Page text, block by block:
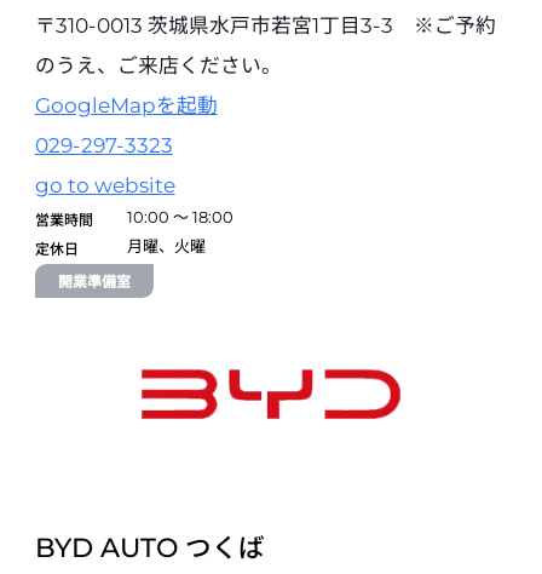
BYD AUTO 岡崎
〒444-2134 愛知県岡崎市大樹寺1-5-8
0564-73-5553
BYD AUTO 刈谷
〒446-8530 愛知県安城市大東町9-30 ららぽーと安城 RCイン
ポートギャラリー内 ※ららぽーと安城ではご試乗いただけません。ご
試乗希望は別途ご案内させていただきます。
080-2110-8619
BYD AUTO 名東
〒480-1151 愛知県長久手市久保山1926
BYD AUTO 名古屋北
〒310-0013 茨城県水戸市若宮1丁目3-3 ※ご予約
のうえ、ご来店ください。
GoogleMapを起動
029-297-3323
go to website
営業時間 10:00 ～ 18:00
定休日 月曜、火曜
開業準備室
BYD AUTO つくば